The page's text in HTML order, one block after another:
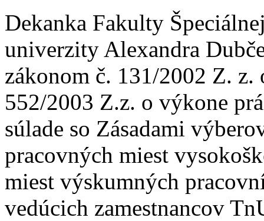
Dekanka Fakulty
univerzity Alexandra
zákonom č. 131/2002 Z.
552/2003 Z.z. o výkone
súlade so Zásadami
pracovných miest
miest výskumných
vedúcich zamestnancov